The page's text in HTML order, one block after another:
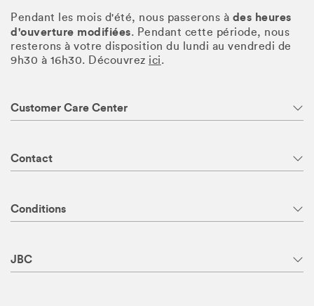
Pendant les mois d'été, nous passerons à des heures
d'ouverture modifiées. Pendant cette période, nous
resterons à votre disposition du lundi au vendredi de
9h30 à 16h30. Découvrez ici.
Customer Care Center
Contact
Conditions
JBC